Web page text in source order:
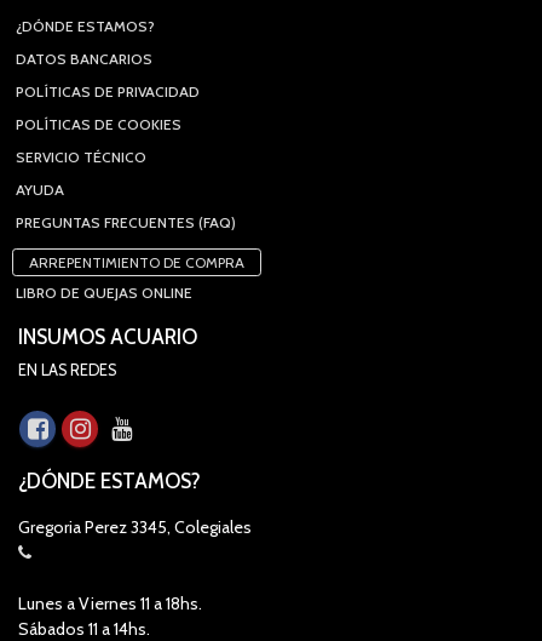
¿DÓNDE ESTAMOS?
DATOS BANCARIOS
POLÍTICAS DE PRIVACIDAD
POLÍTICAS DE COOKIES
SERVICIO TÉCNICO
AYUDA
PREGUNTAS FRECUENTES (FAQ)
ARREPENTIMIENTO DE COMPRA
LIBRO DE QUEJAS ONLINE
INSUMOS ACUARIO
EN LAS REDES
¿DÓNDE ESTAMOS?
Gregoria Perez 3345, Colegiales
Lunes a Viernes 11 a 18hs.
Sábados 11 a 14hs.